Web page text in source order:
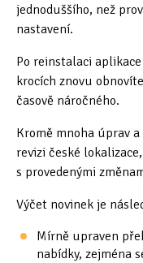
jednoduššího, než
nastavení.
Po reinstalaci
krocích znovu
časově náročného.
Kromě mnoha úprav
revizi české
s provedenými
Výčet novinek je
Mírně upraven
nabídky, zejména